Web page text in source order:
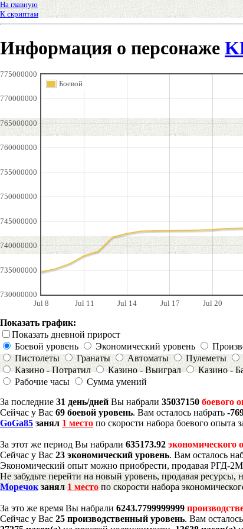
На главную
К скриптам
Информация о персонаже
Jul 8 Jul 11 Jul 14 Jul 17 Jul 20
730000000
735000000
740000000
745000000
750000000
755000000
760000000
765000000
770000000
775000000
Боевой
Показать график:
Показать дневной прирост
Боевой уровень
Экономический уровень
Пистолеты
Гранаты Автоматы Пулеметы
Казино - Потратил
Казино - Выиграл
Казино -
Рабочие часы
Сумма умений
За последние 31 день/дней Вы набрали 35037150 боевого
Сейчас у Вас 69 боевой уровень. Вам осталось набрать -
GoGa85 занял 1 место по скорости набора боевого опыта
За этот же период Вы набрали 635173.92 экономического
Сейчас у Вас 23 экономический уровень. Вам осталось
Экономический опыт можно приобрести, продавая РГД-
Не забудьте перейти на новый уровень, продавая
Моречок занял 1 место по скорости набора
За это же время Вы набрали 6243.7799999999
Сейчас у Вас 25 производственный уровень. Вам